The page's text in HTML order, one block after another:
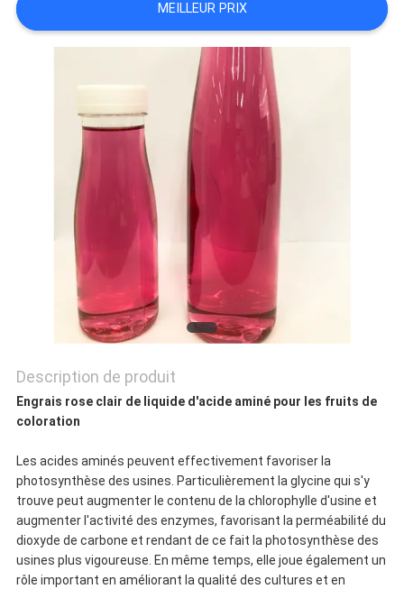
PLAN
POLITIQUE
CONFIDENTIALITÉ
MEILLEUR PRIX
Description de produit
Engrais rose clair de liquide d'acide aminé pour les fruits de
coloration
Les acides aminés peuvent effectivement favoriser la
photosynthèse des usines. Particulièrement la glycine qui s'y
trouve peut augmenter le contenu de la chlorophylle d'usine et
augmenter l'activité des enzymes, favorisant la perméabilité du
dioxyde de carbone et rendant de ce fait la photosynthèse des
usines plus vigoureuse. En même temps, elle joue également un
rôle important en améliorant la qualité des cultures et en